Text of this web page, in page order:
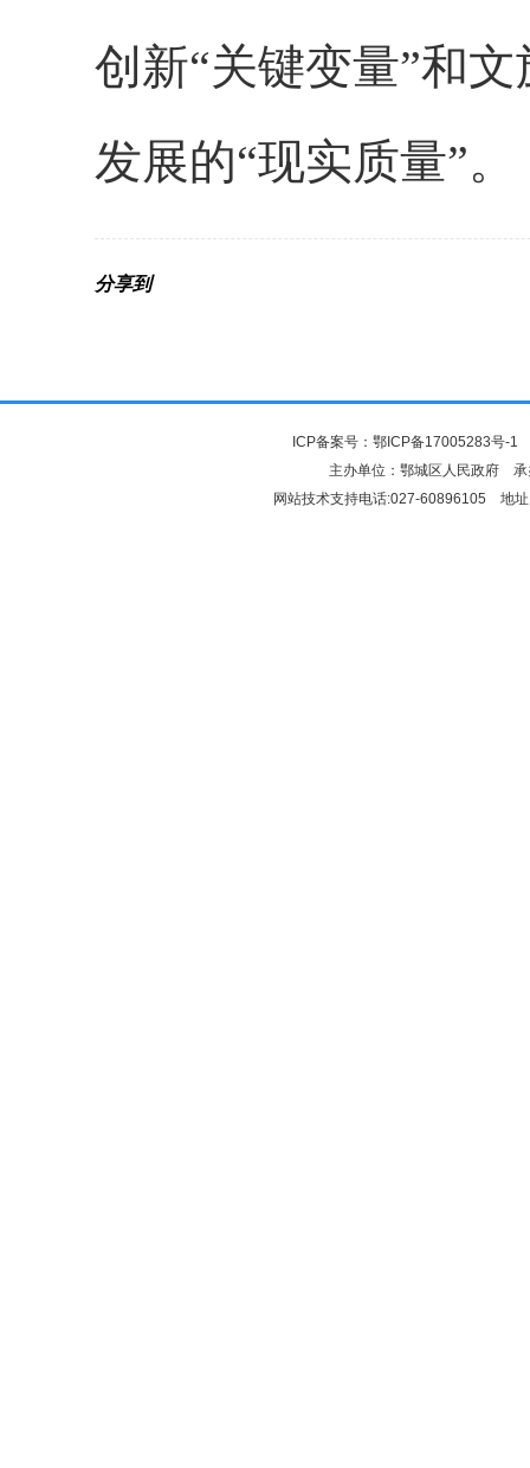
创新“关键变量”和
发展的“现实质量”。
分享到
ICP备案号： 鄂ICP备17005283号-1
主办单位：鄂城区人民政府
网站技术支持电话:027-60896105 地